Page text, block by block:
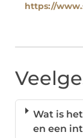
https://
Wat is
en een